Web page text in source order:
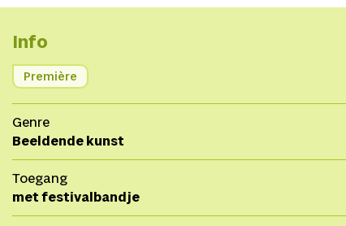
Info
Première
Genre
Beeldende kunst
Toegang
met festivalbandje